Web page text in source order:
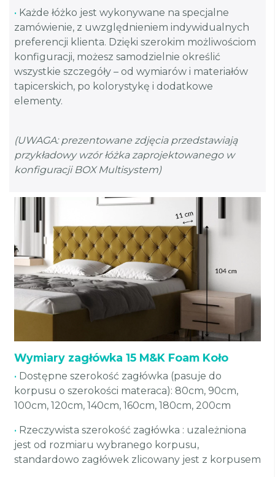
• Każde łóżko jest wykonywane na specjalne
zamówienie, z uwzględnieniem indywidualnych
preferencji klienta. Dzięki szerokim możliwościom
konfiguracji, możesz samodzielnie określić
wszystkie szczegóły – od wymiarów i materiałów
tapicerskich, po kolorystykę i dodatkowe
elementy.
(UWAGA: prezentowane zdjęcia przedstawiają
przykładowy wzór łóżka zaprojektowanego w
konfiguracji BOX Multisystem)
Wymiary zagłówka 15 M&K Foam Koło
• Dostępne szerokość zagłówka (pasuje do
korpusu o szerokości materaca): 80cm, 90cm,
100cm, 120cm, 140cm, 160cm, 180cm, 200cm
• Rzeczywista szerokość zagłówka : uzależniona
jest od rozmiaru wybranego korpusu,
standardowo zagłówek zlicowany jest z korpusem